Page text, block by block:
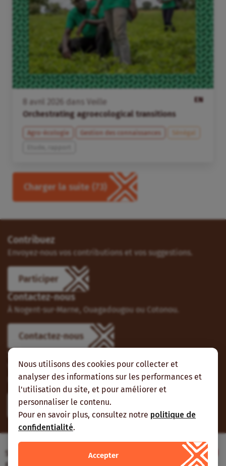
Nous utilisons des cookies pour collecter et
analyser des informations sur les performances et
l'utilisation du site, et pour améliorer et
personnaliser le contenu.
Pour en savoir plus, consultez notre politique de
confidentialité.
Accepter
EN
avril dans
Veille
Orchestrating agroecological transitions
Agro-écologie Gestion des connaissances
Sénégal
Charger la suite (73)
Contribuez
Envoyez-nous vos contributions et vos suggestions.
Participer
Contactez-nous
À Nogent-sur-Marne, Ouagadougou ou Cotonou.
Contactez-nous
Suivez-nous
Vous pouvez aussi vous abonner à nos flux RSS et nous
suivre sur les réseaux sociaux.
Site web réalisé avec le soutien de l’Agence